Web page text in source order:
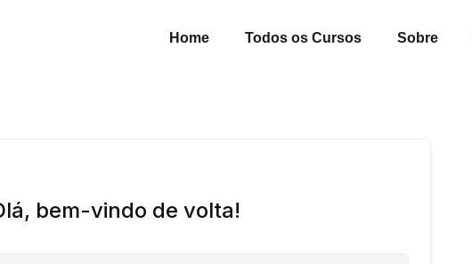
Home Todos os Cursos Sobre
bem-vindo de volta!